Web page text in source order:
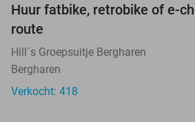
Huur fatbike, retrobike of e-
route
Hill´s Groepsuitje Bergharen
Bergharen
Verkocht: 418